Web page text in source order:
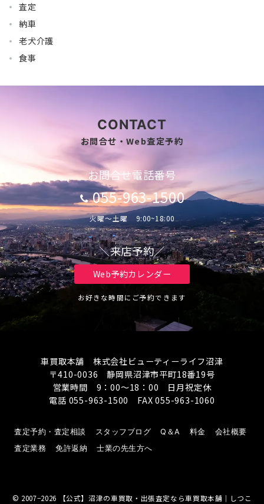
査定
納車
老犬介護
食事
CONTACT
お問合せ・Web査定予約
お問合せ電話番号
055-963-1500
火曜～土曜 9:00~18:00
＼来店予約／
Web予約カレンダー
お好きな時間にご予約できます
車買取本舗 株式会社ビューティーライフ沼津
〒410-0036 静岡県沼津市平町18番19号
営業時間 9：00～18：00 日月祝定休
電話 055-963-1500 FAX 055-963-1060
査定予約・査定相談 スタッフブログ Q＆A 料金
会社概要
査定業務
免許返納 士業の先生方へ
© 2007−2026 【公式】沼津の車買取・出張査定なら車買取本舗｜しつこ